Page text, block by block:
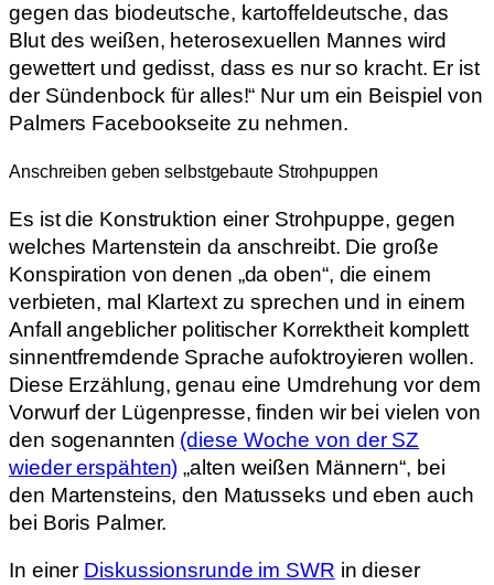
gegen das biodeutsche, kartoffeldeutsche, das
Blut des weißen, heterosexuellen Mannes wird
gewettert und gedisst, dass es nur so kracht. Er ist
der Sündenbock für alles!“ Nur um ein Beispiel von
Palmers Facebookseite zu nehmen.
Anschreiben geben selbstgebaute Strohpuppen
Es ist die Konstruktion einer Strohpuppe, gegen
welches Martenstein da anschreibt. Die große
Konspiration von denen „da oben“, die einem
verbieten, mal Klartext zu sprechen und in einem
Anfall angeblicher politischer Korrektheit komplett
sinnentfremdende Sprache aufoktroyieren wollen.
Diese Erzählung, genau eine Umdrehung vor dem
Vorwurf der Lügenpresse, finden wir bei vielen von
den sogenannten (diese Woche von der SZ
wieder erspähten) „alten weißen Männern“, bei
den Martensteins, den Matusseks und eben auch
bei Boris Palmer.
In einer Diskussionsrunde im SWR in dieser